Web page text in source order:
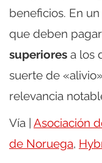
beneficios. En
que deben
superiores a los
suerte de
relevancia
Vía | Asociación
de Noruega,